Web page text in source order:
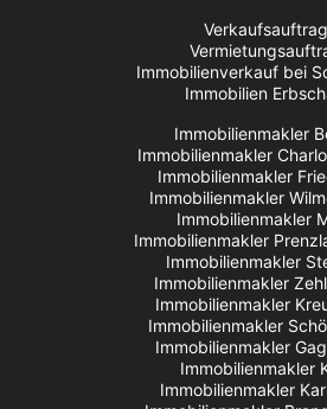
Verkaufsauftrag
Immobilienverkauf bei
Immobilien
Immobilienmakler
Immobilienmakler
Immobilienmakler
Immobilienmakler
Immobilienmakler
Immobilienmakler
Immobilienmakler
Immobilienmakler
Immobilienmakler
Immobilienmakler
Immobilienmakler
Immobilienmakler
Immobilienmakler